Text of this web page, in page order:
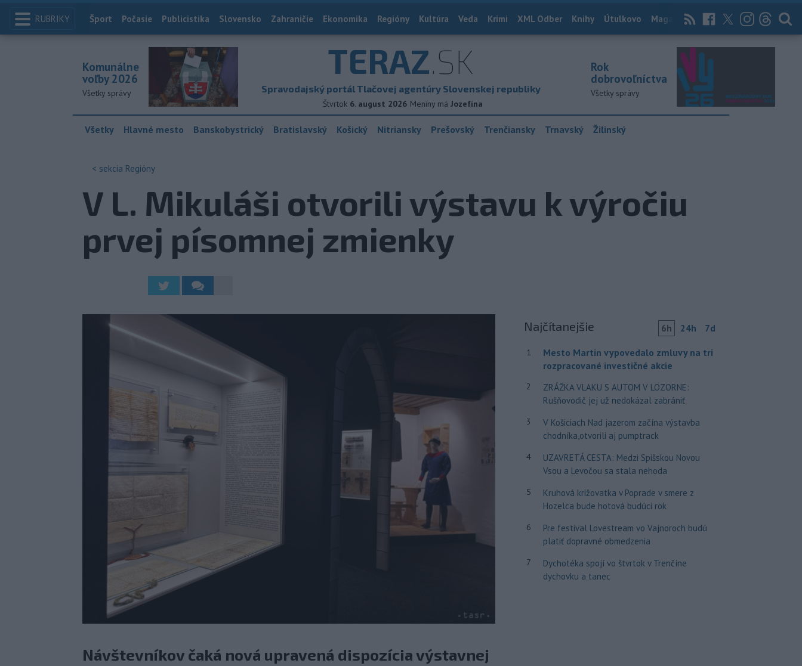
RUBRIKY Index
Šport Počasie Publicistika Slovensko Zahraničie Ekonomika Regióny Kultúra Veda Krimi XML Odber Knihy Útulkovo Magazín News Now Archív
TERAZ.SK
Spravodajský portál Tlačovej agentúry Slovenskej republiky
Štvrtok 6. august 2026 Meniny má Jozefína
Komunálne
voľby 2026
Všetky správy
Rok
dobrovoľníctva
Všetky správy
Všetky Hlavné mesto Banskobystrický Bratislavský Košický Nitriansky Prešovský Trenčiansky Trnavský Žilinský
< sekcia Regióny
V L. Mikuláši otvorili výstavu k výročiu
prvej písomnej zmienky
Návštevníkov čaká nová upravená dispozícia výstavnej
Najčítanejšie 6h 24h 7d
1
Mesto Martin vypovedalo zmluvy na tri
rozpracované investičné akcie
2
ZRÁŽKA VLAKU S AUTOM V LOZORNE:
Rušňovodič jej už nedokázal zabrániť
3
V Košiciach Nad jazerom začína výstavba
chodníka,otvorili aj pumptrack
4
UZAVRETÁ CESTA: Medzi Spišskou Novou
Vsou a Levočou sa stala nehoda
5
Kruhová križovatka v Poprade v smere z
Hozelca bude hotová budúci rok
6
Pre festival Lovestream vo Vajnoroch budú
platiť dopravné obmedzenia
7
Dychotéka spojí vo štvrtok v Trenčíne
dychovku a tanec